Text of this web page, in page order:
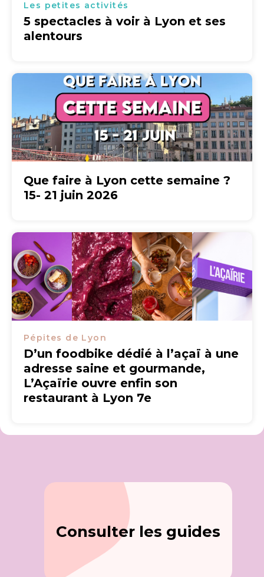
Les petites activités
5 spectacles à voir à Lyon et ses
alentours
Que faire à Lyon cette semaine ?
15- 21 juin 2026
Pépites de Lyon
D’un foodbike dédié à l’açaï à une
adresse saine et gourmande,
L’Açaïrie ouvre enfin son
restaurant à Lyon 7e
Consulter les guides